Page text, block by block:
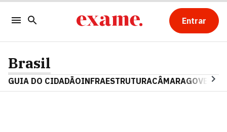
Entrar
Brasil
GUIA DO CIDADÃOINFRAESTRUTURACÂMARAGOVERNO